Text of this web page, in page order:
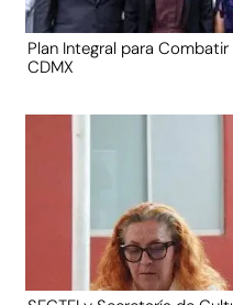
Plan Integral para
CDMX